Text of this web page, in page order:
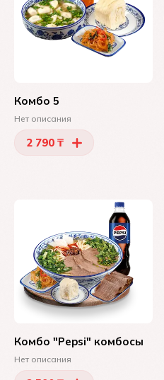
Комбо 5
Нет описания
2 790 ₸
Комбо "Pepsi" комбосы
Нет описания